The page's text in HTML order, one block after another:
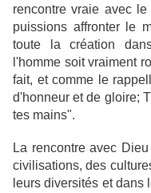
rencontre vraie avec
puissions affronter le
toute la création
l'homme soit vraiment
fait, et comme le
d'honneur et de gloire;
tes mains".
La rencontre avec
civilisations, des
leurs diversités et dans